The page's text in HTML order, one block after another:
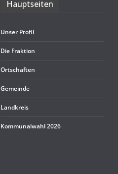
Haupt­sei­ten
Unser Pro­fil
Die Frak­tion
Ort­schaf­ten
Gemeinde
Land­kreis
Kom­mu­nal­wahl 2026